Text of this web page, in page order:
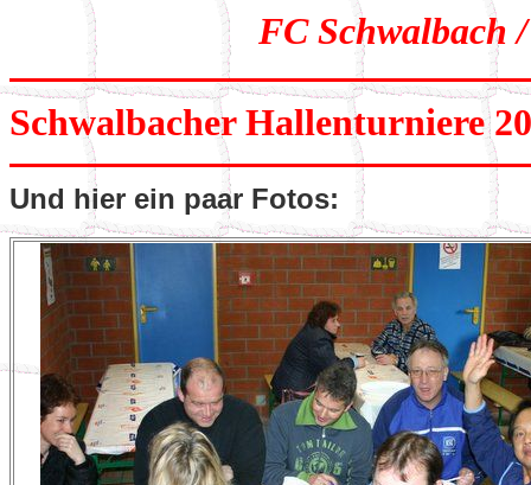
FC Schwalbach
Schwalbacher Hallenturniere
Und hier ein paar Fotos: